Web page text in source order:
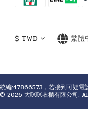
$ TWD 繁體
統編:47866573，若接到可疑電
© 2026 大咪咪衣櫃有限公司.